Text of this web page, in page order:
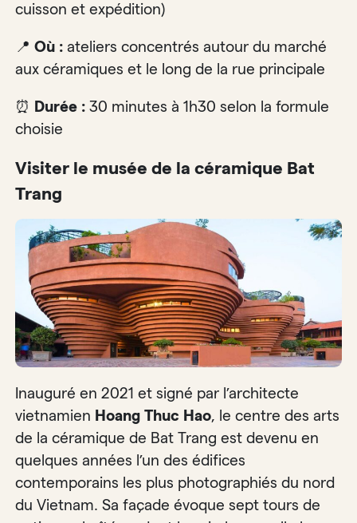
cuisson et expédition)
📍Où : ateliers concentrés autour du marché
aux céramiques et le long de la rue principale
⏰ Durée : 30 minutes à 1h30 selon la formule
choisie
Visiter le musée de la céramique Bat
Trang
Inauguré en 2021 et signé par l’architecte
vietnamien Hoang Thuc Hao, le centre des arts
de la céramique de Bat Trang est devenu en
quelques années l’un des édifices
contemporains les plus photographiés du nord
du Vietnam. Sa façade évoque sept tours de